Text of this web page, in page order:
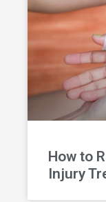
How to
Injury